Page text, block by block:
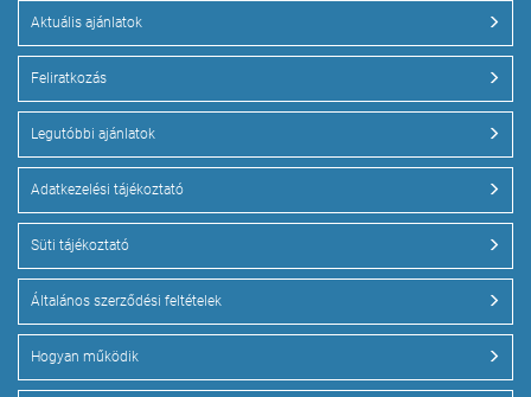
Aktuális ajánlatok
Feliratkozás
Legutóbbi ajánlatok
Adatkezelési tájékoztató
Süti tájékoztató
Általános szerződési feltételek
Hogyan működik